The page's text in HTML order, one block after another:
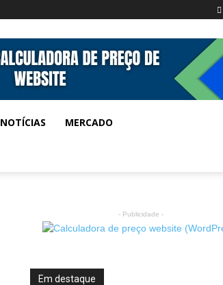
NOTÍCIAS MERCADO
- Publicidade -
Em destaque